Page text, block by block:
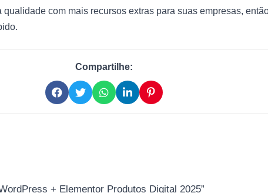
com mais recursos extras para suas empresas,
Compartilhe:
+ Elementor Produtos Digital 2025”